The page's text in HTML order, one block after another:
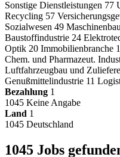
Sonstige Dienstleistungen 77
Recycling 57
Sozialwesen 49
Baustoffindustrie 24
Optik 20 Immobilienbranche
Chem. und Pharmazeut.
Luftfahrzeugbau und
Genußmittelindustrie 11
Bezahlung 1
1045 Keine Angabe
Land 1
1045 Deutschland
1045 Jobs